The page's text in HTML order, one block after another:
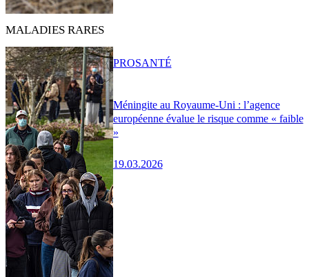
MALADIES RARES
Méningite au Royaume-Uni : l’agence
européenne évalue le risque comme « faible
»
19.03.2026
PROSANTÉ